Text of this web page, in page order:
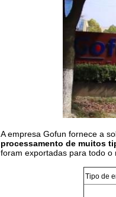
A empresa Gofun fornece a
processamento de muitos
foram exportadas para todo o
Tipo de